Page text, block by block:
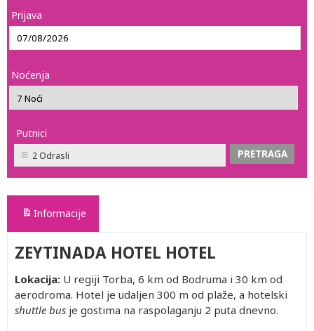
Prijava
Noćenja
Putnici
2 Odrasli
Informacije
ZEYTINADA HOTEL HOTEL
Lokacija: U regiji Torba, 6 km od Bodruma i 30 km od
aerodroma. Hotel je udaljen 300 m od plaže, a hotelski
shuttle bus je gostima na raspolaganju 2 puta dnevno.